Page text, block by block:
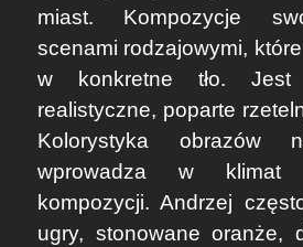
miast. Kompozycje
scenami rodzajowymi,
w konkretne tło. Jest
realistyczne, poparte
Kolorystyka obrazów
wprowadza w klimat
kompozycji. Andrzej
ugry, stonowane oranże,